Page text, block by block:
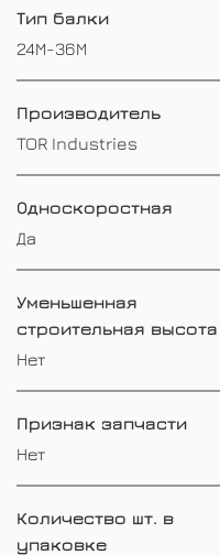
Тип балки
24М-36М
Производитель
TOR Industries
Односкоростная
Да
Уменьшенная
строительная высота
Нет
Признак запчасти
Нет
Количество шт. в
упаковке